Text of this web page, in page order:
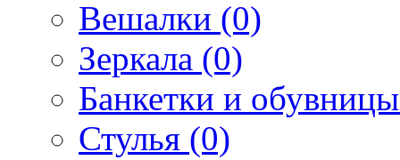
Вешалки (0)
Зеркала (0)
Банкетки и
Стулья (0)